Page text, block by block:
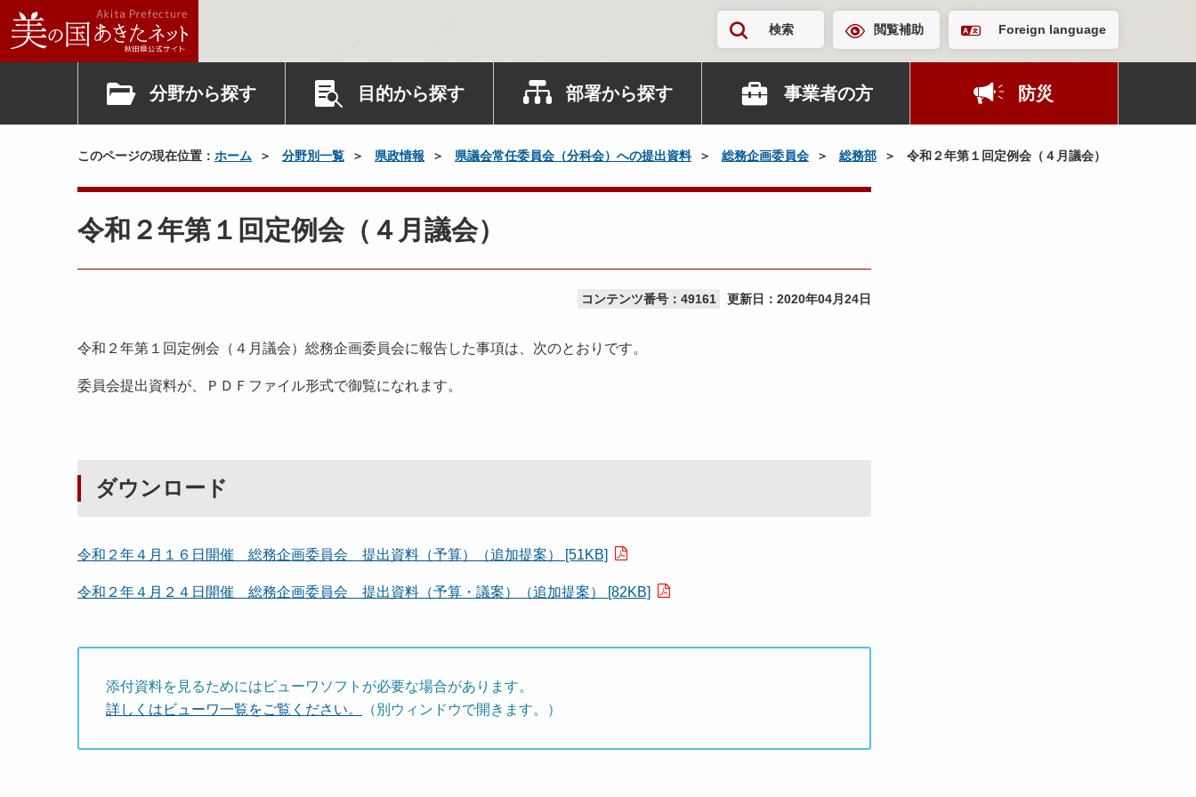
検索 閲覧補助 Foreign language
分野から探す 目的から探す 部署から探す 事業者の方 防災
このページの現在位置： ホーム 分野別一覧 県政情報 県議会常任委員会（分科会）への提出資料 総務企画委員会 総務部 令和２年第１回定例会（４月議会）
令和２年第１回定例会（４月議会）
コンテンツ番号：49161 更新日： 2020年04月24日
令和２年第１回定例会（４月議会）総務企画委員会に報告した事項は、次のとおりです。
委員会提出資料が、ＰＤＦファイル形式で御覧になれます。
ダウンロード
令和２年４月１６日開催 総務企画委員会 提出資料（予算）（追加提案） [51KB]
令和２年４月２４日開催 総務企画委員会 提出資料（予算・議案）（追加提案） [82KB]
添付資料を見るためにはビューワソフトが必要な場合があります。
詳しくはビューワ一覧をご覧ください。
（別ウィンドウで開きます。）